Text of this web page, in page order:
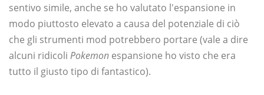
sentivo simile, anche se ho valutato l'espansione in
modo piuttosto elevato a causa del potenziale di ciò
che gli strumenti mod potrebbero portare (vale a dire
alcuni ridicoli Pokemon espansione ho visto che era
tutto il giusto tipo di fantastico).